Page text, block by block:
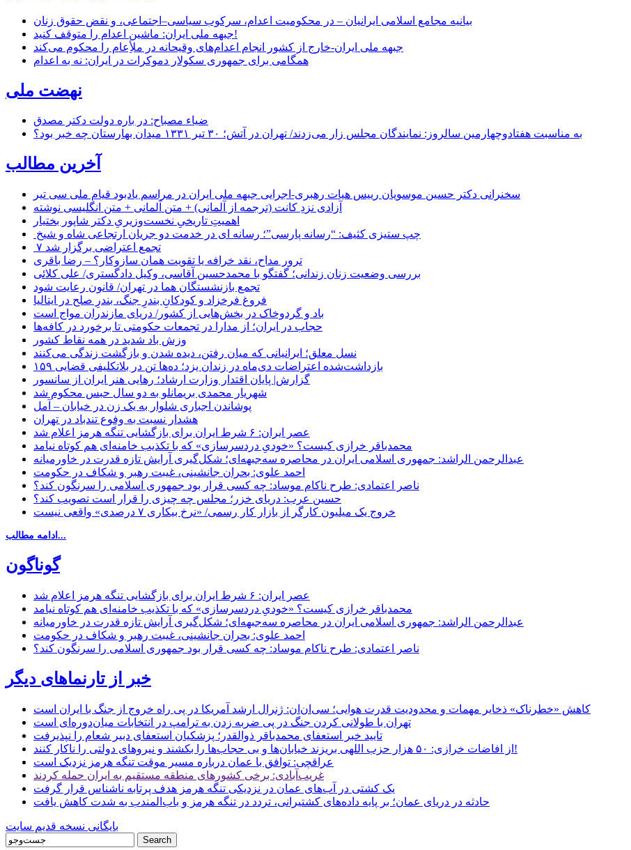
بیانیه مجامع اسلامی ایرانیان – در محکومیت اعدام، سرکوب سیاسی–اجتماعی، و نقض حقوق زنان
جبهه ملی ایران: ماشین اعدام را متوقف کنید!
جبهه ملی ایران-خارج از کشور انجام اعدام‌های وقیحانه در ملأِعام را محکوم می‌کند
همگامی برای جمهوری سکولار دموکرات در ایران: نه به اعدام
نهضت ملی
ضیاء مصباح: در باره دولت دکتر مصدق
به مناسبت هفتادوچهارمین سالروز: نمایندگان مجلس زار می‌زدند/ تهران در آتش؛ ۳۰ تیر ۱۳۳۱ میدان بهارستان چه خبر بود؟
آخرین مطالب
سخنرانی دکتر حسین موسویان رییس هیات رهبری-اجرایی جبهه ملی ایران در مراسم یادبود قیام ملی سی تیر
آزادی نزدِ کانت (ترجمه از آلمانی) + متن آلمانی + متن انگلیسی نوشته
اهمیتِ تاریخیِ نخست‌وزیریِ دکتر شاپور بختیار
چپ ستیزی کثیف: “رسانه پارسی”؛ رسانه ای در خدمت دو جریان ارتجاعی شاه و شیخ
۷ تجمع اعتراضی برگزار شد
ترور مداح، نقد خرافه یا تقویت همان سازوکار؟ – رضا باقری
بررسی وضعیت زنان زندانی؛ گفتگو با محمدحسین آقاسی، وکیل دادگستری/ علی کلائی
تجمع بازنشستگان هما در تهران/ قانون رعایت شود
فروغ فرخزاد و کودکانِ بندرِ جنگ، بندرِ صلح در ایتالیا
باد و گردوخاک در بخش‌هایی از کشور/ دریای مازندران مواج است
حجاب در ایران؛ از مدارا در تجمعات حکومتی تا برخورد در کافه‌ها
وزش باد شدید در همه نقاط کشور
نسل معلق؛ ایرانیانی که میان رفتن، دیده شدن و بازگشت زندگی می‌کنند
۱۵۹ بازداشت‌شده اعتراضات دی‌ماه در زندان یزد؛ ده‌ها تن در بلاتکلیفی قضایی
گزارش| پایان اقتدار وزارت ارشاد؛ رهایی هنر ایران از سانسور
شهریار محمدی بریمانلو به دو سال حبس محکوم شد
پوشاندن اجباری شلوار به یک زن در خیابان – آمل
هشدار نسبت به وفوع تندباد در تهران
عصر ایران: ۶ شرط ایران برای بازگشایی تنگه هرمز اعلام شد
محمدباقر خرازی کیست؟ «خودیِ دردسرسازی» که با تکذیب خامنه‌ای هم کوتاه نیامد
عبدالرحمن الراشد: جمهوری اسلامی ایران در محاصره سه‌جبهه‌ای؛ شکل‌گیری آرایش تازه قدرت در خاورمیانه
احمد علوی: بحران جانشینی، غیبت رهبر و شکاف در حکومت
ناصر اعتمادی: طرح ناکام موساد: چه کسی قرار بود جمهوری اسلامی را سرنگون کند؟
حسین عرب: دریای خزر؛ مجلس چه چیزی را قرار است تصویب کند؟
خروج یک میلیون کارگر از بازار کار رسمی/ «نرخ بیکاری ۷ درصدی» واقعی نیست
ادامه مطالب...
گوناگون
عصر ایران: ۶ شرط ایران برای بازگشایی تنگه هرمز اعلام شد
محمدباقر خرازی کیست؟ «خودیِ دردسرسازی» که با تکذیب خامنه‌ای هم کوتاه نیامد
عبدالرحمن الراشد: جمهوری اسلامی ایران در محاصره سه‌جبهه‌ای؛ شکل‌گیری آرایش تازه قدرت در خاورمیانه
احمد علوی: بحران جانشینی، غیبت رهبر و شکاف در حکومت
ناصر اعتمادی: طرح ناکام موساد: چه کسی قرار بود جمهوری اسلامی را سرنگون کند؟
خبر از تارنماهای دیگر
کاهش «خطرناک» ذخایر مهمات و محدودیت قدرت هوایی؛ سی‌ان‌ان: ژنرال ارشد آمریکا در پی راه خروج از جنگ با ایران است
تهران با طولانی کردن جنگ در پی ضربه زدن به ترامپ در انتخابات میان‌دوره‌ای است
تایید خبر استعفای محمدباقر ذوالقدر؛ پزشکیان استعفای دبیر شعام را نپذیرفت
از افاضات خرازی: ۵۰ هزار حزب اللهی بریزند خیابان‌ها و بی حجاب‌ها را بکشند و نیرو‌های دولتی را ناکار کنند!
عراقچی: توافق با عمان درباره مسیر موقت تنگه هرمز نزدیک است
غریب‌آبادی: برخی کشورهای منطقه مستقیم به ایران حمله کردند
یک کشتی در آب‌های عمان در نزدیکی تنگه هرمز هدف پرتابه ناشناس قرار گرفت
حادثه در دریای عمان؛ بر پایه داده‌های کشتیرانی، تردد در تنگه هرمز و باب‌المندب به شدت کاهش یافت
بایگانی نسخه قدیم سایت